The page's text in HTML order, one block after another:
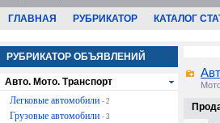
ГЛАВНАЯ РУБРИКАТОР КАТАЛОГ
РУБРИКАТОР ОБЪЯВЛЕНИЙ
Авто. Мото. Транспорт
Легковые автомобили - 2
Грузовые автомобили - 3